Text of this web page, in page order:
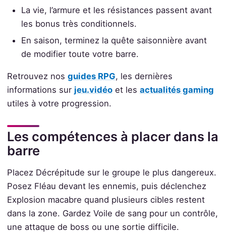
La vie, l’armure et les résistances passent avant
les bonus très conditionnels.
En saison, terminez la quête saisonnière avant
de modifier toute votre barre.
Retrouvez nos guides RPG, les dernières
informations sur jeu.vidéoet les actualités gaming
utiles à votre progression.
Les compétences à placer dans la
barre
Placez Décrépitude sur le groupe le plus dangereux.
Posez Fléau devant les ennemis, puis déclenchez
Explosion macabre quand plusieurs cibles restent
dans la zone. Gardez Voile de sang pour un contrôle,
une attaque de boss ou une sortie difficile.